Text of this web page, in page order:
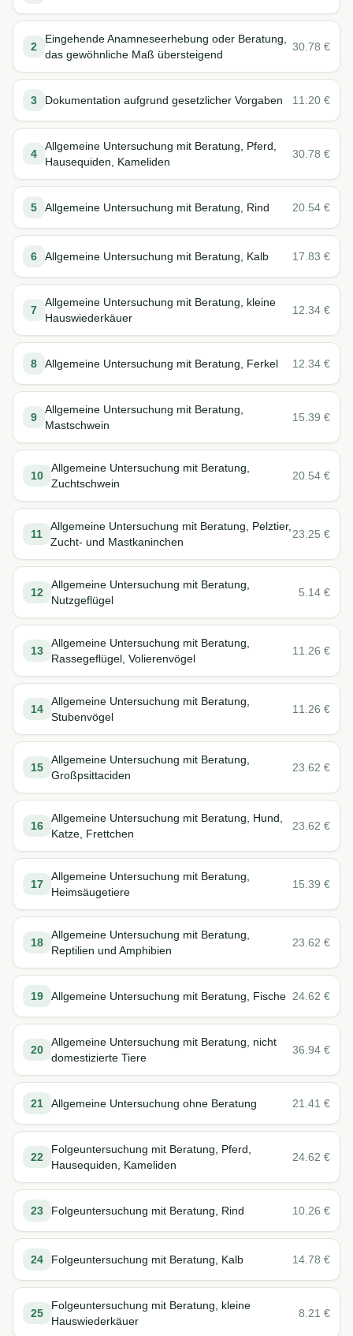
2
Eingehende Anamneseerhebung oder Beratung,
das gewöhnliche Maß übersteigend
30.78 €
3 Dokumentation aufgrund gesetzlicher Vorgaben 11.20 €
4
Allgemeine Untersuchung mit Beratung, Pferd,
Hausequiden, Kameliden
30.78 €
5 Allgemeine Untersuchung mit Beratung, Rind 20.54 €
6 Allgemeine Untersuchung mit Beratung, Kalb 17.83 €
7
Allgemeine Untersuchung mit Beratung, kleine
Hauswiederkäuer
12.34 €
8 Allgemeine Untersuchung mit Beratung, Ferkel 12.34 €
9
Allgemeine Untersuchung mit Beratung,
Mastschwein
15.39 €
10
Allgemeine Untersuchung mit Beratung,
Zuchtschwein
20.54 €
11
Allgemeine Untersuchung mit Beratung, Pelztier,
Zucht- und Mastkaninchen
23.25 €
12
Allgemeine Untersuchung mit Beratung,
Nutzgeflügel
5.14 €
13
Allgemeine Untersuchung mit Beratung,
Rassegeflügel, Volierenvögel
11.26 €
14
Allgemeine Untersuchung mit Beratung,
Stubenvögel
11.26 €
15
Allgemeine Untersuchung mit Beratung,
Großpsittaciden
23.62 €
16
Allgemeine Untersuchung mit Beratung, Hund,
Katze, Frettchen
23.62 €
17
Allgemeine Untersuchung mit Beratung,
Heimsäugetiere
15.39 €
18
Allgemeine Untersuchung mit Beratung,
Reptilien und Amphibien
23.62 €
19 Allgemeine Untersuchung mit Beratung, Fische 24.62 €
20
Allgemeine Untersuchung mit Beratung, nicht
domestizierte Tiere
36.94 €
21 Allgemeine Untersuchung ohne Beratung 21.41 €
22
Folgeuntersuchung mit Beratung, Pferd,
Hausequiden, Kameliden
24.62 €
23 Folgeuntersuchung mit Beratung, Rind 10.26 €
24 Folgeuntersuchung mit Beratung, Kalb 14.78 €
25
Folgeuntersuchung mit Beratung, kleine
Hauswiederkäuer
8.21 €